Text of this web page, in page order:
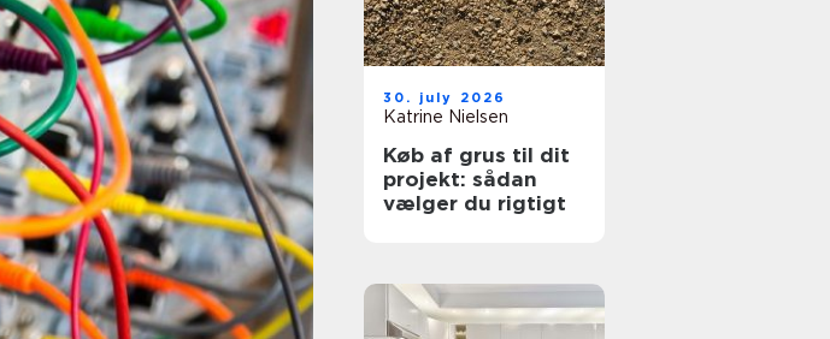
30. july 2026
Katrine Nielsen
Køb af grus til dit
projekt: sådan
vælger du rigtigt